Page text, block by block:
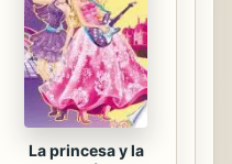
hindúes y
los horrores de los
La princesa y la